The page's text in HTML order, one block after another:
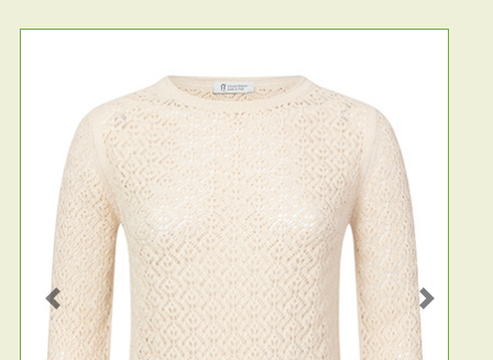
Previous Next